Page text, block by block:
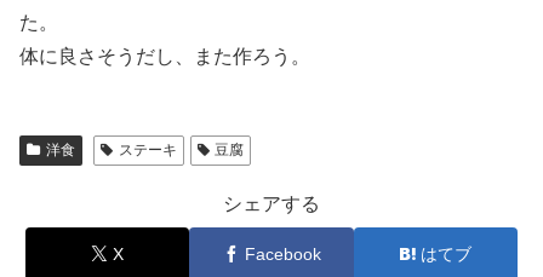
た。
体に良さそうだし、また作ろう。
洋食 ステーキ 豆腐
シェアする
X Facebook はてブ